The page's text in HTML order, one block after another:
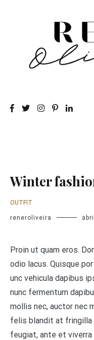
Winter
OUTFIT
reneroliveira
Proin ut quam eros.
odio lacus. Quisque
unc vehicula dapibus
nunc fermentum
mollis nec, auctor nec
felis blandit at fringilla
feugiat, ante et